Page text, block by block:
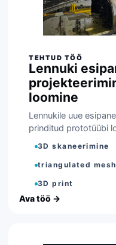
Lennuki
loomine
Lennukile uue
prinditud prototüübi
3D skaneerimine
triangulated
3D print